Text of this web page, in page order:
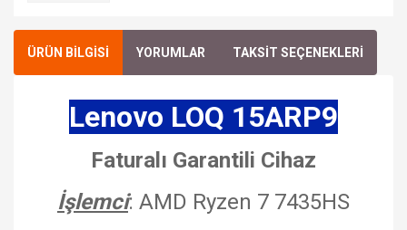
ÜRÜN BİLGİSİ YORUMLAR TAKSİT SEÇENEKLERİ
Lenovo LOQ 15ARP9
Faturalı Garantili Cihaz
İşlemci: AMD Ryzen 7 7435HS